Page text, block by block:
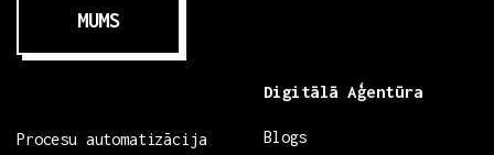
MUMS
Procesu automatizācija
Digitālā Aģentūra
Blogs